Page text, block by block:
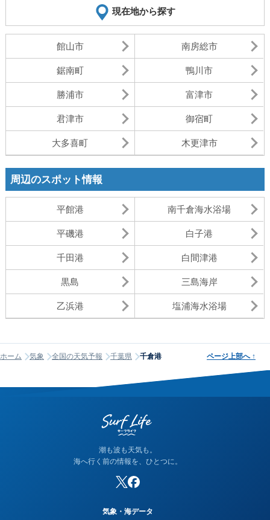
現在地から探す
館山市 南房総市
鋸南町 鴨川市
勝浦市 富津市
君津市 御宿町
大多喜町 木更津市
周辺のスポット情報
平館港 南千倉海水浴場
平磯港 白子港
千田港 白間津港
黒島 三島海岸
乙浜港 塩浦海水浴場
ホーム 気象 全国の天気予報 千葉県 千倉港 ページ上部へ ↑
潮も波も天気も。
海へ行く前の情報を、ひとつに。
気象・海データ